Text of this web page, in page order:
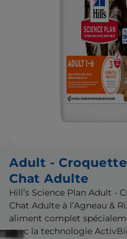
Adult -
Chat Adulte
Hill’s Science Plan Adult -
Chat Adulte à l’Agneau &
aliment complet
avec la technologie